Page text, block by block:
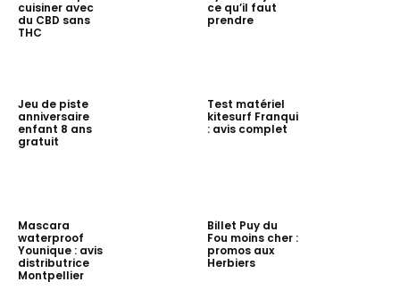
cuisiner avec
du CBD sans
THC
ce qu’il faut
prendre
Jeu de piste
anniversaire
enfant 8 ans
gratuit
Test matériel
kitesurf Franqui
: avis complet
Mascara
waterproof
Younique : avis
distributrice
Montpellier
Billet Puy du
Fou moins cher :
promos aux
Herbiers